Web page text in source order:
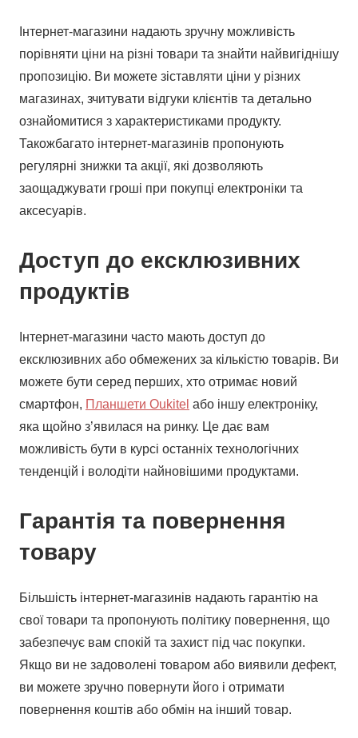
Інтернет-магазини надають зручну можливість
порівняти ціни на різні товари та знайти найвигіднішу
пропозицію. Ви можете зіставляти ціни у різних
магазинах, зчитувати відгуки клієнтів та детально
ознайомитися з характеристиками продукту.
Такожбагато інтернет-магазинів пропонують
регулярні знижки та акції, які дозволяють
заощаджувати гроші при покупці електроніки та
аксесуарів.
Доступ до ексклюзивних
продуктів
Інтернет-магазини часто мають доступ до
ексклюзивних або обмежених за кількістю товарів. Ви
можете бути серед перших, хто отримає новий
смартфон, Планшети Oukitel або іншу електроніку,
яка щойно з’явилася на ринку. Це дає вам
можливість бути в курсі останніх технологічних
тенденцій і володіти найновішими продуктами.
Гарантія та повернення
товару
Більшість інтернет-магазинів надають гарантію на
свої товари та пропонують політику повернення, що
забезпечує вам спокій та захист під час покупки.
Якщо ви не задоволені товаром або виявили дефект,
ви можете зручно повернути його і отримати
повернення коштів або обмін на інший товар.